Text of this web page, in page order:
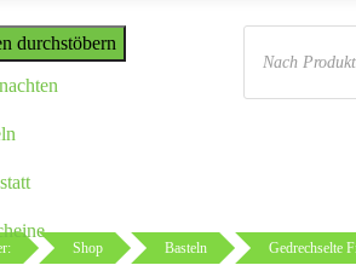
durchstöbern
Products
search
Shop Basteln Gedrechselte